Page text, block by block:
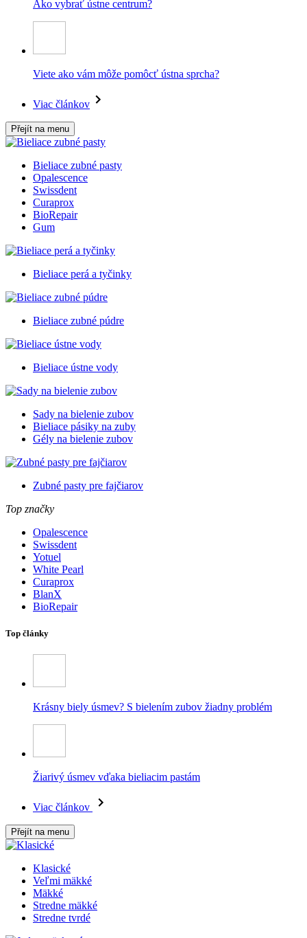
Ako vybrať ústne centrum?
Viete ako vám môže pomôcť ústna sprcha?
Viac článkov
Přejít na menu
Bieliace zubné pasty
Opalescence
Swissdent
Curaprox
BioRepair
Gum
Bieliace perá a tyčinky
Bieliace zubné púdre
Bieliace ústne vody
Sady na bielenie zubov
Bieliace pásiky na zuby
Gély na bielenie zubov
Zubné pasty pre fajčiarov
Top značky
Opalescence
Swissdent
Yotuel
White Pearl
Curaprox
BlanX
BioRepair
Top články
Krásny biely úsmev? S bielením zubov žiadny problém
Žiarivý úsmev vďaka bieliacim pastám
Viac článkov
Přejít na menu
Klasické
Veľmi mäkké
Mäkké
Stredne mäkké
Stredne tvrdé